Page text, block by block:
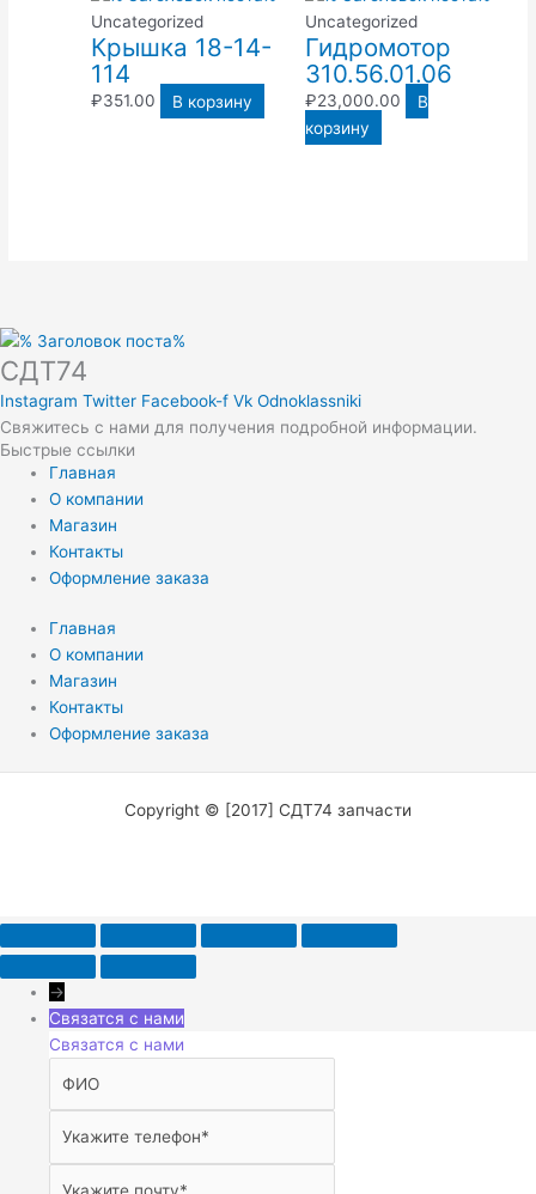
Uncategorized
Крышка 18-14-
114
₽351.00 В корзину
Uncategorized
Гидромотор
310.56.01.06
₽23,000.00
В
корзину
СДТ74
Instagram Twitter Facebook-f Vk Odnoklassniki
Свяжитесь с нами для получения подробной информации.
Быстрые ссылки
Главная
О компании
Магазин
Контакты
Оформление заказа
Главная
О компании
Магазин
Контакты
Оформление заказа
Copyright © [2017] СДТ74 запчасти
→
Связатся с нами
Связатся с нами